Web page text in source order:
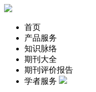
首页
产品服务
知识脉络
期刊大全
期刊评价报告
学者服务